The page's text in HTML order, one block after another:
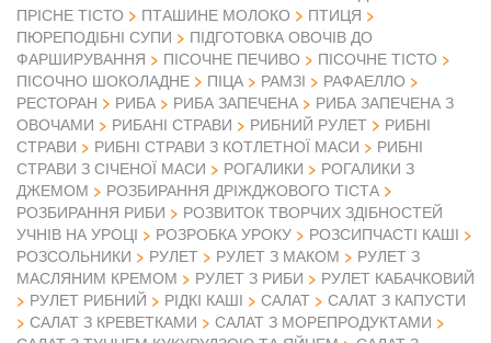
ПРІСНЕ ТІСТО
ПТАШИНЕ МОЛОКО
ПТИЦЯ
ПЮРЕПОДІБНІ СУПИ
ПІДГОТОВКА ОВОЧІВ ДО
ФАРШИРУВАННЯ
ПІСОЧНЕ ПЕЧИВО
ПІСОЧНЕ ТІСТО
ПІСОЧНО ШОКОЛАДНЕ
ПІЦА РАМЗІ
РАФАЕЛЛО
РЕСТОРАН
РИБА РИБА ЗАПЕЧЕНА
РИБА ЗАПЕЧЕНА З
ОВОЧАМИ
РИБАНІ СТРАВИ РИБНИЙ РУЛЕТ
РИБНІ
СТРАВИ
РИБНІ СТРАВИ З КОТЛЕТНОЇ МАСИ
РИБНІ
СТРАВИ З СІЧЕНОЇ МАСИ
РОГАЛИКИ
РОГАЛИКИ З
ДЖЕМОМ
РОЗБИРАННЯ ДРІЖДЖОВОГО ТІСТА
РОЗБИРАННЯ РИБИ
РОЗВИТОК ТВОРЧИХ ЗДІБНОСТЕЙ
УЧНІВ НА УРОЦІ
РОЗРОБКА УРОКУ
РОЗСИПЧАСТІ КАШІ
РОЗСОЛЬНИКИ
РУЛЕТ РУЛЕТ З МАКОМ
РУЛЕТ З
МАСЛЯНИМ КРЕМОМ
РУЛЕТ З РИБИ
РУЛЕТ КАБАЧКОВИЙ
РУЛЕТ РИБНИЙ
РІДКІ КАШІ САЛАТ
САЛАТ З КАПУСТИ
САЛАТ З КРЕВЕТКАМИ
САЛАТ З МОРЕПРОДУКТАМИ